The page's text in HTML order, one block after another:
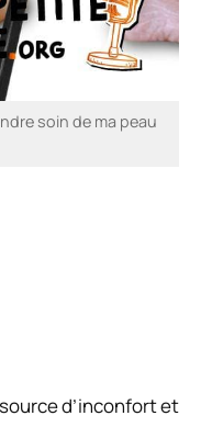
soin de ma peau
d’inconfort et